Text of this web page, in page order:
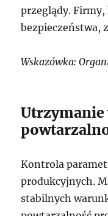
przeglądy.
bezpieczeństwa,
Wskazówka:
Kontrola
produkcyjnych.
stabilnych